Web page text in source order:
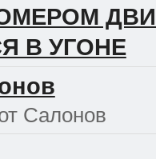
В УГОНЕ
Салонов